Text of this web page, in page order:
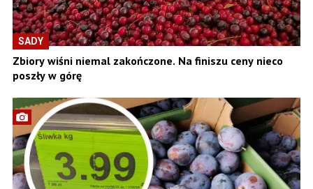
SADY
Zbiory wiśni niemal zakończone. Na finiszu ceny nieco
poszły w górę